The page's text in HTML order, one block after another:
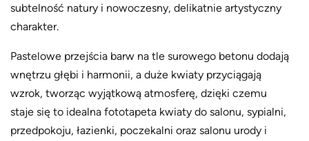
subtelność natury i nowoczesny, delikatnie artystyczny
charakter.
Pastelowe przejścia barw na tle surowego betonu dodają
wnętrzu głębi i harmonii, a duże kwiaty przyciągają
wzrok, tworząc wyjątkową atmosferę, dzięki czemu
staje się to idealna fototapeta kwiaty do salonu, sypialni,
przedpokoju, łazienki, poczekalni oraz salonu urody i